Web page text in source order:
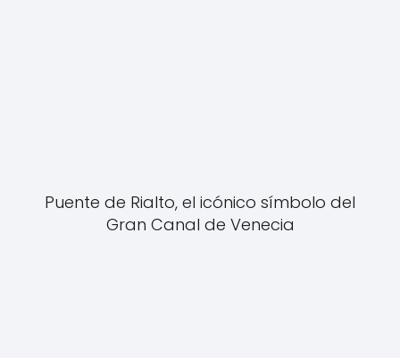
Puente de Rialto, el icónico símbolo del
Gran Canal de Venecia